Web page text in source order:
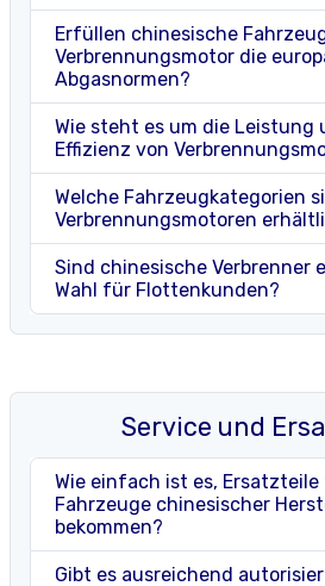
Erfüllen chinesische
Verbrennungsmotor die
Abgasnormen?
Wie steht es um die Leistung
Effizienz von
Welche Fahrzeugkategorien
Verbrennungsmotoren
Sind chinesische Verbrenner
Wahl für Flottenkunden?
Service und
Wie einfach ist es,
Fahrzeuge chinesischer
bekommen?
Gibt es ausreichend